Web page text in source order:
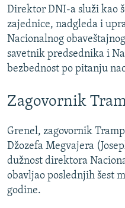
Direktor DNI-a služi kao
zajednice, nadgleda i
Nacionalnog
savetnik predsednika i
bezbednost po pitanju
Zagovornik
Grenel, zagovornik
Džozefa Megvajera
dužnost direktora
obavljao poslednjih šest
godine.